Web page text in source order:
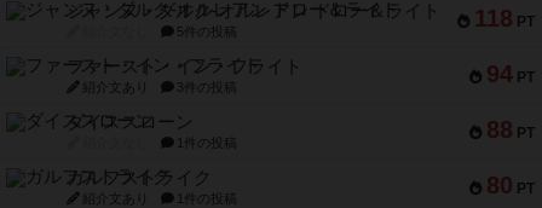
118 PT
ジャンヌ・ダルク-オルレアン ドロー＆ライト
5件の投稿
94 PT
ファースト・イン・フライト
紹介文あり 3件の投稿
88 PT
ダイススローン
1件の投稿
80 PT
ガルフストライク
紹介文あり 1件の投稿